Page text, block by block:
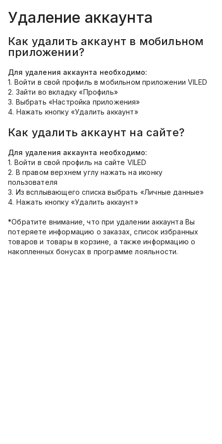
Удаление аккаунта
Как удалить аккаунт в мобильном
приложении?
Для удаления аккаунта необходимо:
1. Войти в свой профиль в мобильном приложении VILED
2. Зайти во вкладку «Профиль»
3. Выбрать «Настройка приложения»
4. Нажать кнопку «Удалить аккаунт»
Как удалить аккаунт на сайте?
Для удаления аккаунта необходимо:
1. Войти в свой профиль на сайте VILED
2. В правом верхнем углу нажать на иконку
пользователя
3. Из всплывающего списка выбрать «Личные данные»
4. Нажать кнопку «Удалить аккаунт»
*Обратите внимание, что при удалении аккаунта Вы
потеряете информацию о заказах, список избранных
товаров и товары в корзине, а также информацию о
накопленных бонусах в программе лояльности.